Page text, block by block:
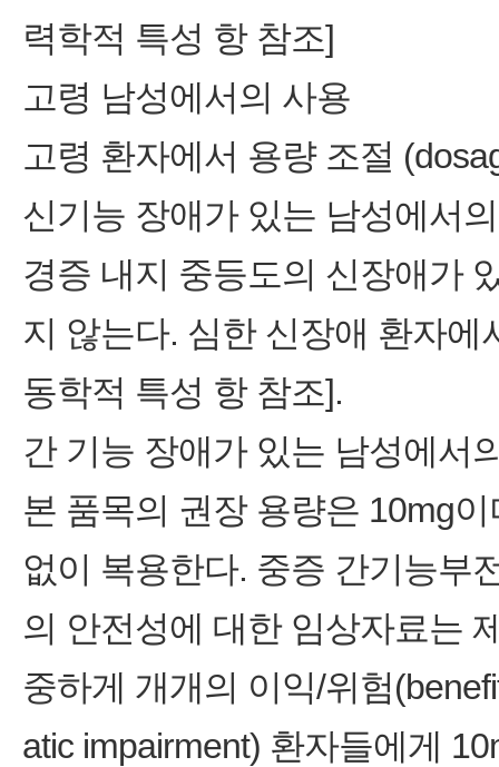
력학적 특성 항 참조]
고령 남성에서의 사용
고령 환자에서 용량 조절
신기능 장애가 있는 남성에서
경증 내지 중등도의 신장애가
지 않는다. 심한 신장애 환자
동학적 특성 항 참조].
간 기능 장애가 있는 남성에서
본 품목의 권장 용량은 10mg
없이 복용한다. 중증 간기능부
의 안전성에 대한 임상자료는
중하게 개개의 이익/위험
atic impairment) 환자들에게